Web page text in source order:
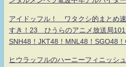
アイドッフル！ ワタクシ的まとめ
すき！23 ひうらのアニメ放送局
SNH48！JKT48！MNL48！SGO48
ヒウラッフルのハーニーフィニッシ